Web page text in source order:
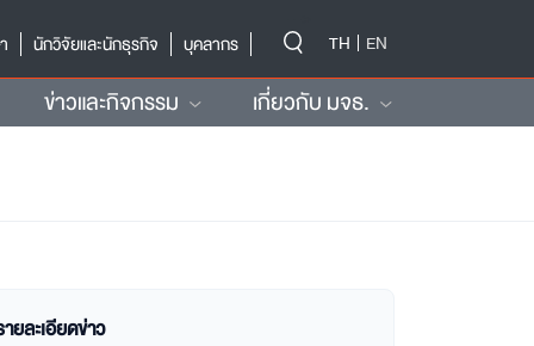
นักวิจัยและนักธุรกิจ บุคลากร TH EN
ข่าวและกิจกรรม เกี่ยวกับ มจธ.
ยละเอียดข่าว